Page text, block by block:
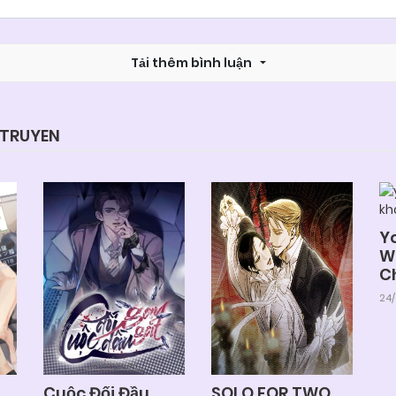
Chapter 53
Chapter 49 06/06/2025
Chapter 47 06/06/2025
Chapter 45 06/06/2025
Chapter 43 06/06/2025
Tải thêm bình luận